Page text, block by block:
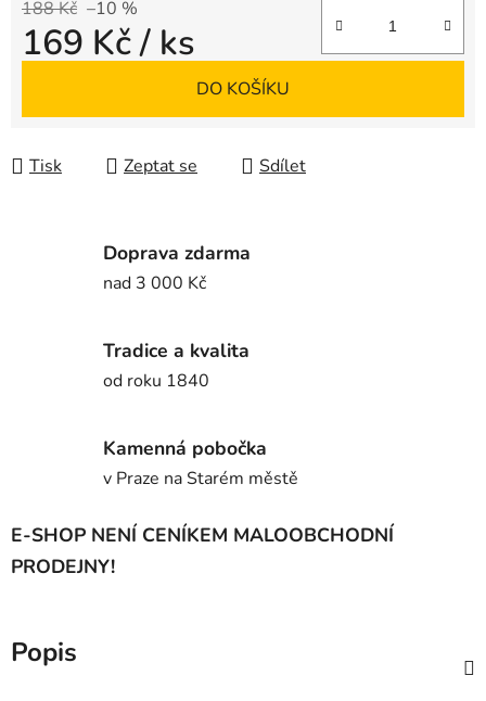
188 Kč –10 %
169 Kč/ ks
DO KOŠÍKU
Tisk Zeptat se Sdílet
Doprava zdarma
nad 3 000 Kč
Tradice a kvalita
od roku 1840
Kamenná pobočka
v Praze na Starém městě
E-SHOP NENÍ CENÍKEM MALOOBCHODNÍ
PRODEJNY!
Popis